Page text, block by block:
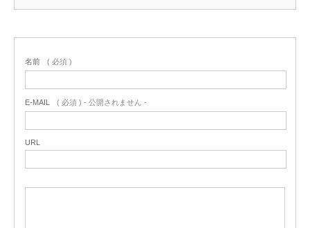
名前 ( 必須 )
E-MAIL ( 必須 ) - 公開されません -
URL